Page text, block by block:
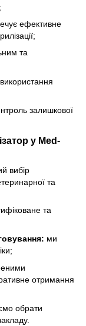
ефективне
та
залишкової
у Med-
вибір
та
та
ми
отримання
обрати